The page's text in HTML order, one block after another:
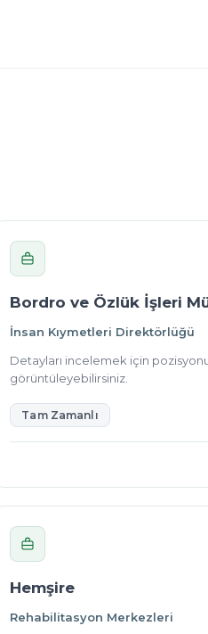
Bordro ve Özlük İşleri
İnsan Kıymetleri Direktörlüğü
Detayları incelemek için
görüntüleyebilirsiniz.
Tam Zamanlı
Hemşire
Rehabilitasyon Merkezleri